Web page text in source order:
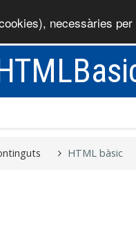
necessàries
HTML bàsic